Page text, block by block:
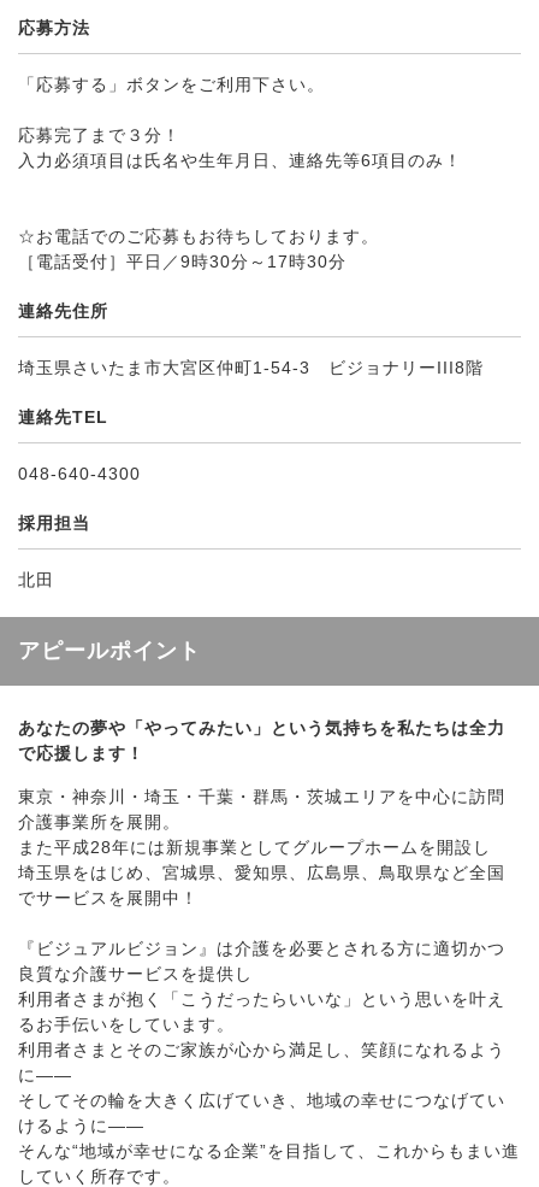
応募方法
「応募する」ボタンをご利用下さい。
応募完了まで３分！
入力必須項目は氏名や生年月日、連絡先等6項目のみ！
☆お電話でのご応募もお待ちしております。
［電話受付］平日／9時30分～17時30分
連絡先住所
埼玉県さいたま市大宮区仲町1-54-3 ビジョナリーIII8階
連絡先TEL
048-640-4300
採用担当
北田
アピールポイント
あなたの夢や「やってみたい」という気持ちを私たちは全力
で応援します！
東京・神奈川・埼玉・千葉・群馬・茨城エリアを中心に訪問
介護事業所を展開。
また平成28年には新規事業としてグループホームを開設し
埼玉県をはじめ、宮城県、愛知県、広島県、鳥取県など全国
でサービスを展開中！
『ビジュアルビジョン』は介護を必要とされる方に適切かつ
良質な介護サービスを提供し
利用者さまが抱く「こうだったらいいな」という思いを叶え
るお手伝いをしています。
利用者さまとそのご家族が心から満足し、笑顔になれるよう
に――
そしてその輪を大きく広げていき、地域の幸せにつなげてい
けるように――
そんな“地域が幸せになる企業”を目指して、これからもまい進
していく所存です。